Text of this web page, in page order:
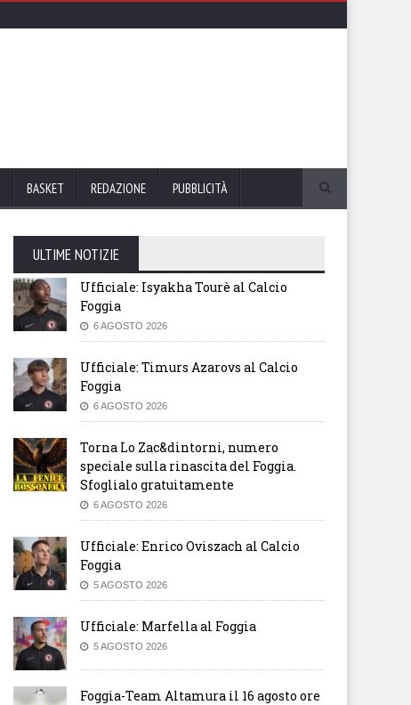
BASKET REDAZIONE PUBBLICITÀ
ULTIME NOTIZIE
Ufficiale: Isyakha Tourè al Calcio
Foggia
6 AGOSTO 2026
Ufficiale: Timurs Azarovs al Calcio
Foggia
6 AGOSTO 2026
Torna Lo Zac&dintorni, numero
speciale sulla rinascita del Foggia.
Sfoglialo gratuitamente
6 AGOSTO 2026
Ufficiale: Enrico Oviszach al Calcio
Foggia
5 AGOSTO 2026
Ufficiale: Marfella al Foggia
5 AGOSTO 2026
Foggia-Team Altamura il 16 agosto ore